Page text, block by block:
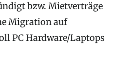
bzw. Mietverträge
Migration auf
PC Hardware/Laptops